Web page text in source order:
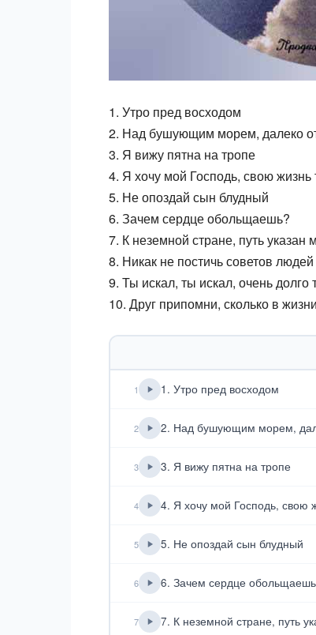
1. Утро пред восходом
2. Над бушующим морем, далеко
3. Я вижу пятна на тропе
4. Я хочу мой Господь, свою
5. Не опоздай сын блудный
6. Зачем сердце обольщаешь?
7. К неземной стране, путь указан
8. Никак не постичь советов людей
9. Ты искал, ты искал, очень долго
10. Друг припомни, сколько в
1 1. Утро пред восходом
2 2. Над бушующим морем,
3 3. Я вижу пятна на тропе
4 4. Я хочу мой Господь, свою
5 5. Не опоздай сын блудный
6 6. Зачем сердце
7 7. К неземной стране, путь